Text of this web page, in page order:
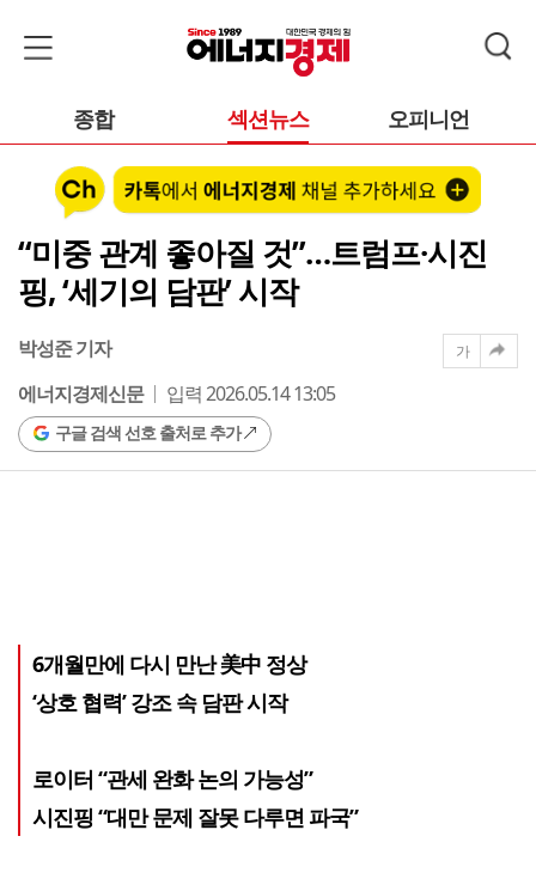
종합 섹션뉴스 오피니언
“미중 관계 좋아질 것”…트럼프·시진
핑, ‘세기의 담판’ 시작
박성준 기자
에너지경제신문
입력 2026.05.14 13:05
구글 검색 선호 출처로 추가
가
6개월만에 다시 만난 美中 정상
‘상호 협력’ 강조 속 담판 시작
로이터 “관세 완화 논의 가능성”
시진핑 “대만 문제 잘못 다루면 파국”